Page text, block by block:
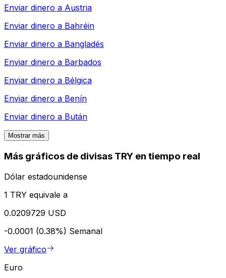
Enviar dinero a Austria
Enviar dinero a Bahréin
Enviar dinero a Bangladés
Enviar dinero a Barbados
Enviar dinero a Bélgica
Enviar dinero a Benín
Enviar dinero a Bután
Mostrar más
Más gráficos de divisas TRY en tiempo real
Dólar estadounidense
1 TRY equivale a
0.0209729 USD
-0.0001 (0.38%) Semanal
Ver gráfico
Euro